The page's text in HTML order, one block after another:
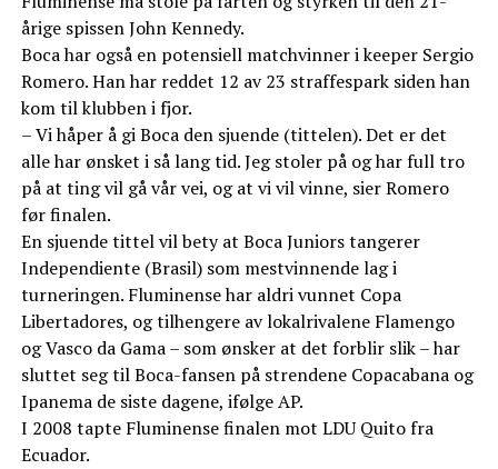
årige spissen John Kennedy.
Boca har også en potensiell matchvinner i keeper Sergio
Romero. Han har reddet 12 av 23 straffespark siden han
kom til klubben i fjor.
– Vi håper å gi Boca den sjuende (tittelen). Det er det
alle har ønsket i så lang tid. Jeg stoler på og har full tro
på at ting vil gå vår vei, og at vi vil vinne, sier Romero
før finalen.
En sjuende tittel vil bety at Boca Juniors tangerer
Independiente (Brasil) som mestvinnende lag i
turneringen. Fluminense har aldri vunnet Copa
Libertadores, og tilhengere av lokalrivalene Flamengo
og Vasco da Gama – som ønsker at det forblir slik – har
sluttet seg til Boca-fansen på strendene Copacabana og
Ipanema de siste dagene, ifølge AP.
I 2008 tapte Fluminense finalen mot LDU Quito fra
Ecuador.